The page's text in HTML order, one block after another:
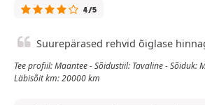
4/5
Suurepärased rehvid õiglase
Tee profiil: Maantee - Sõidustiil: Tavaline - Sõiduk:
Läbisõit km: 20000 km